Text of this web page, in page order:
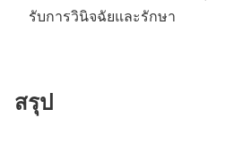
รับการวินิจฉัยและรักษา
สรุป